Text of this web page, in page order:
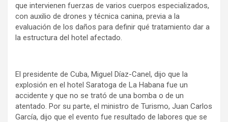
que intervienen fuerzas de varios cuerpos especializados,
con auxilio de drones y técnica canina, previa a la
evaluación de los daños para definir qué tratamiento dar a
la estructura del hotel afectado.
El presidente de Cuba, Miguel Díaz-Canel, dijo que la
explosión en el hotel Saratoga de La Habana fue un
accidente y que no se trató de una bomba o de un
atentado. Por su parte, el ministro de Turismo, Juan Carlos
García, dijo que el evento fue resultado de labores que se